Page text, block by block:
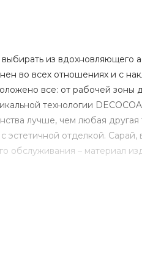
из
во всех отношениях и с
все: от рабочей зоны
технологии
лучше, чем любая другая
эстетичной отделкой.
обслуживания – материал